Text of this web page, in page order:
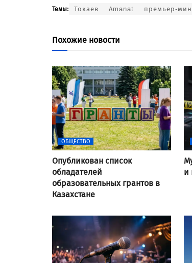
Темы: Токаев Amanat премьер-
Похожие новости
ОБЩЕСТВО
Опубликован список
обладателей
образовательных грантов в
Казахстане
и